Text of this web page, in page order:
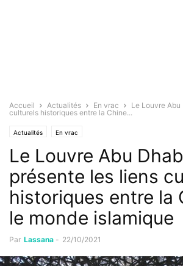
Accueil Actualités En vrac
Le Louvre
culturels historiques entre la Chine...
Actualités En vrac
Le Louvre Abu
présente les liens
historiques entre la
le monde islamique
Par Lassana - 22/10/2021